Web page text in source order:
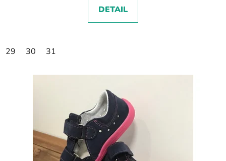
DETAIL
29 30 31